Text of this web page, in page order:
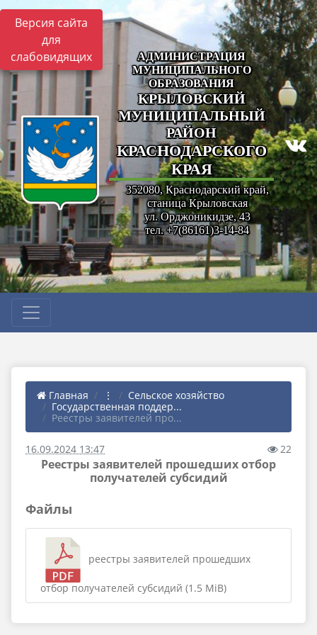
Версия сайта
для
слабовидящих
АДМИНИСТРАЦИЯ
МУНИЦИПАЛЬНОГО
ОБРАЗОВАНИЯ
КРЫЛОВСКИЙ
МУНИЦИПАЛЬНЫЙ
РАЙОН
КРАСНОДАРСКОГО
КРАЯ
352080, Краснодарский край,
станица Крыловская
ул. Орджоникидзе, 43
тел. +7(86161)3-14-84
Главная ⋮
Сельское хозяйство
Государственная поддер...
Реестры заявителей про...
16.09.2024 13:47 22
Реестры заявителей прошедших отбор
получателей субсидий
Файлы
реестры заявителей прошедших
отбор получателей субсидий (1.5 MiB)